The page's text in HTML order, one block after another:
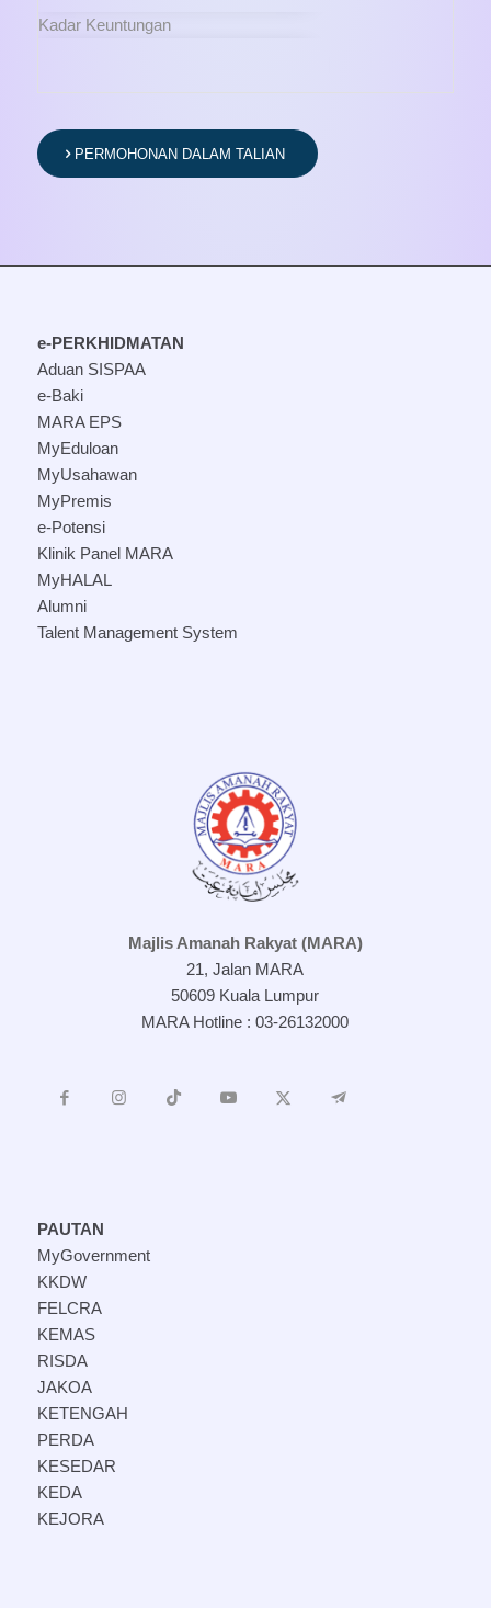
Kadar Keuntungan
PERMOHONAN DALAM TALIAN
e-PERKHIDMATAN
Aduan SISPAA
e-Baki
MARA EPS
MyEduloan
MyUsahawan
MyPremis
e-Potensi
Klinik Panel MARA
MyHALAL
Alumni
Talent Management System
Majlis Amanah Rakyat (MARA)
21, Jalan MARA
50609 Kuala Lumpur
MARA Hotline : 03-26132000
PAUTAN
MyGovernment
KKDW
FELCRA
KEMAS
RISDA
JAKOA
KETENGAH
PERDA
KESEDAR
KEDA
KEJORA